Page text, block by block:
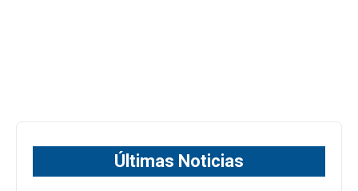
Últimas Noticias